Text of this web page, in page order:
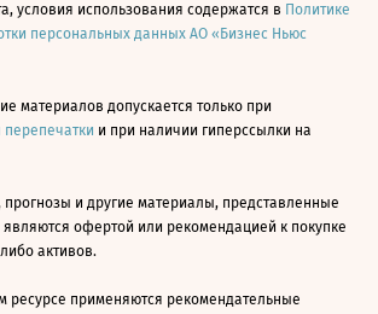
условия использования содержатся в Политике
персональных данных АО «Бизнес Ньюс
материалов допускается только при
перепечатки и при наличии гиперссылки на
прогнозы и другие материалы, представленные
офертой или рекомендацией к покупке
активов.
ресурсе применяются рекомендательные